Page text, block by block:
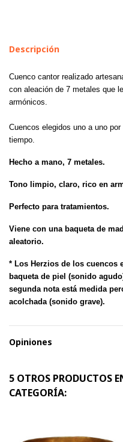
Descripción
Cuenco cantor realizado
con aleación de 7 metales que
armónicos.
Cuencos elegidos uno a uno
tiempo.
Hecho a mano, 7 metales.
Tono limpio, claro, rico en
Perfecto para tratamientos.
Viene con una baqueta de
aleatorio.
* Los Herzios de los cuencos
baqueta de piel (sonido
segunda nota está medida
acolchada (sonido grave).
Opiniones
5 OTROS PRODUCTOS
CATEGORÍA: